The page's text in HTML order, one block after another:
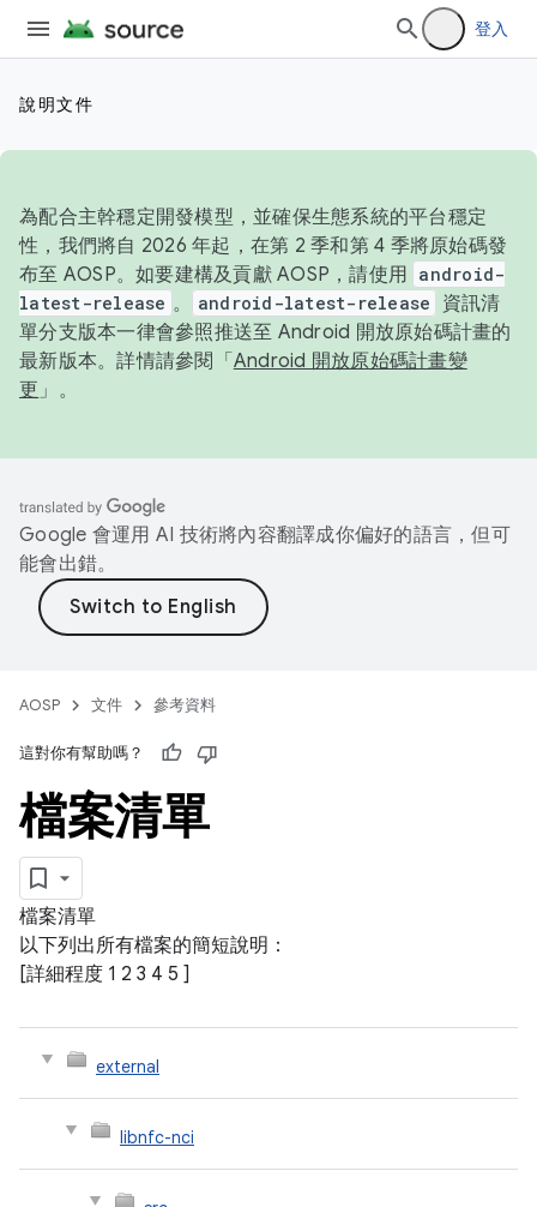
登入
說明文件
為配合主幹穩定開發模型，並確保生態系統的平台穩定
性，我們將自 2026 年起，在第 2 季和第 4 季將原始碼發
布至 AOSP。如要建構及貢獻 AOSP，請使用 android-
latest-release 。 android-latest-release
資訊清
單分支版本一律會參照推送至 Android 開放原始碼計畫的
最新版本。詳情請參閱「 Android 開放原始碼計畫變
更 」。
Google 會運用 AI 技術將內容翻譯成你偏好的語言，但可
能會出錯。
AOSP 文件 參考資料
這對你有幫助嗎？
檔案清單
檔案清單
以下列出所有檔案的簡短說明：
[詳細程度 1 2 3 4 5 ]
external
libnfc-nci